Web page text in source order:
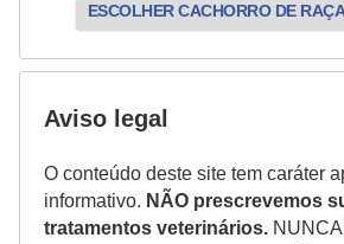
ESCOLHER CACHORRO DE
Aviso legal
O conteúdo deste site tem caráter
informativo. NÃO prescrevemos
tratamentos veterinários.